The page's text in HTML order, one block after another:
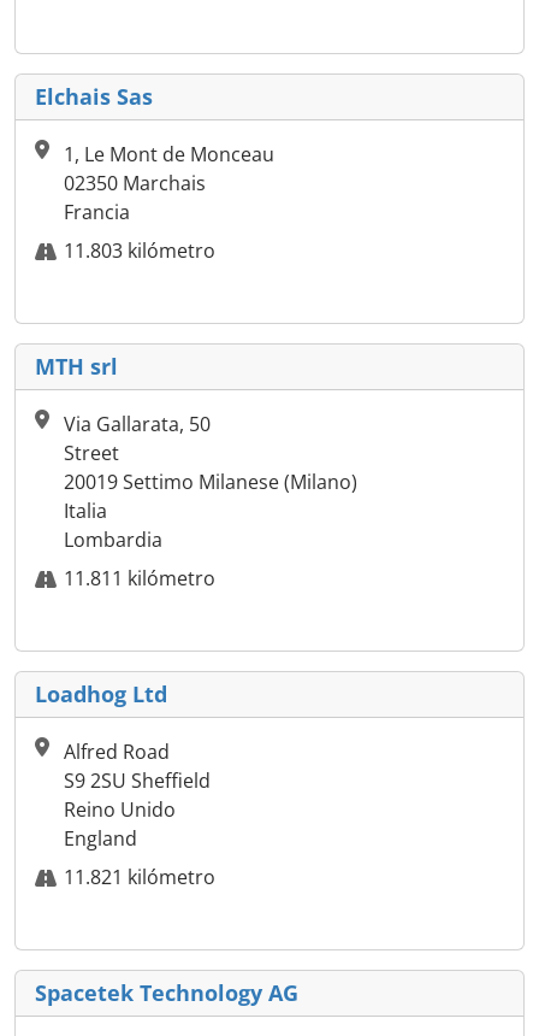
Elchais Sas
1, Le Mont de Monceau
02350 Marchais
Francia
11.803 kilómetro
MTH srl
Via Gallarata, 50
Street
20019 Settimo Milanese (Milano)
Italia
Lombardia
11.811 kilómetro
Loadhog Ltd
Alfred Road
S9 2SU Sheffield
Reino Unido
England
11.821 kilómetro
Spacetek Technology AG